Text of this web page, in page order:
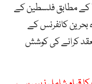
کے مطابق فلسطین کے
کانفرنس کے
کرانے کی کوشش